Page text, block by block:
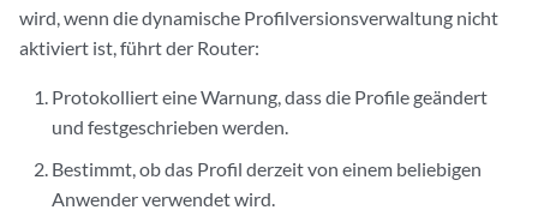
wird, wenn die dynamische Profilversionsverwaltung nicht
aktiviert ist, führt der Router:
Protokolliert eine Warnung, dass die Profile geändert
und festgeschrieben werden.
Bestimmt, ob das Profil derzeit von einem beliebigen
Anwender verwendet wird.